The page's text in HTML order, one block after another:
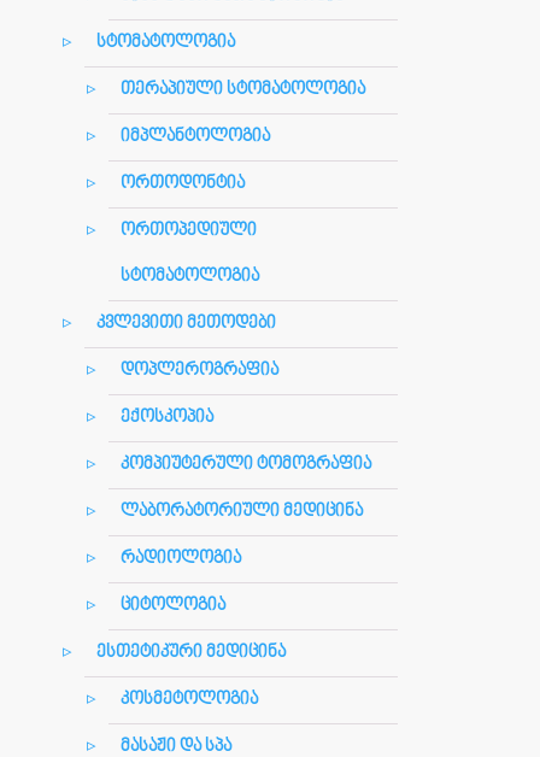
სტომატოლოგია
თერაპიული სტომატოლოგია
იმპლანტოლოგია
ორთოდონტია
ორთოპედიული
სტომატოლოგია
კვლევითი მეთოდები
დოპლეროგრაფია
ექოსკოპია
კომპიუტერული ტომოგრაფია
ლაბორატორიული მედიცინა
რადიოლოგია
ციტოლოგია
ესთეტიკური მედიცინა
კოსმეტოლოგია
მასაჟი და სპა